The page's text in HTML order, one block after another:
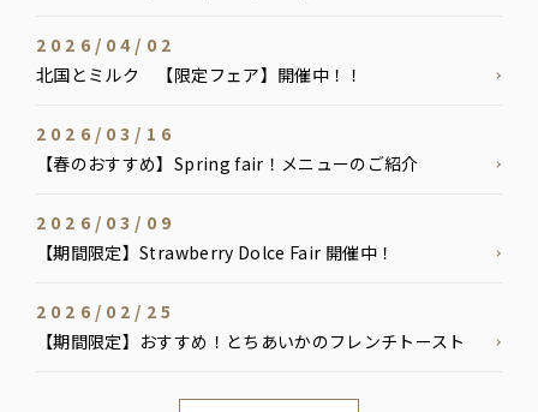
2026/04/02
北国とミルク 【限定フェア】開催中！！
2026/03/16
【春のおすすめ】Spring fair！メニューのご紹介
2026/03/09
【期間限定】Strawberry Dolce Fair 開催中！
2026/02/25
【期間限定】おすすめ！とちあいかのフレンチトースト